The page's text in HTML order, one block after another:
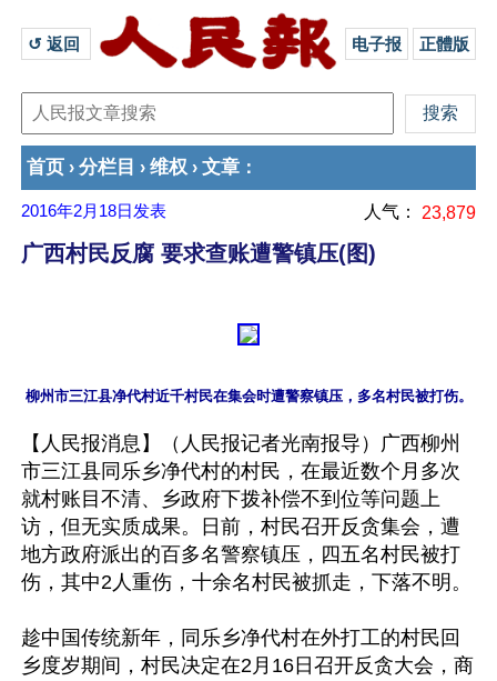
↺ 返回 电子报 正體版
首页 › 分栏目 › 维权 › 文章 ：
2016年2月18日 发表 人气： 23,879
广西村民反腐 要求查账遭警镇压(图)
【人民报消息】（人民报记者光南报导）广西柳州
市三江县同乐乡净代村的村民，在最近数个月多次
就村账目不清、乡政府下拨补偿不到位等问题上
访，但无实质成果。日前，村民召开反贪集会，遭
地方政府派出的百多名警察镇压，四五名村民被打
伤，其中2人重伤，十余名村民被抓走，下落不明。
趁中国传统新年，同乐乡净代村在外打工的村民回
乡度岁期间，村民决定在2月16日召开反贪大会，商